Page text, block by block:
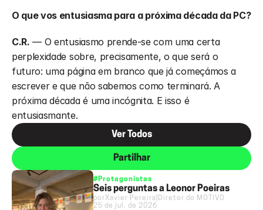
O que vos entusiasma para a próxima década da PC?
C.R. — O entusiasmo prende-se com uma certa
perplexidade sobre, precisamente, o que será o
futuro: uma página em branco que já começámos a
escrever e que não sabemos como terminará. A
próxima década é uma incógnita. E isso é
entusiasmante.
Ver Todos
Partilhar
#Protagonistas
Seis perguntas a Leonor Poeiras
porXavier Pereira Diretor do MOTIVO
25 de jul. de 2026